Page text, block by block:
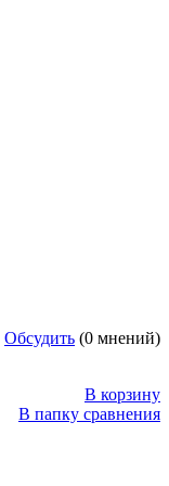
Обсудить (0 мнений)
В корзину
В папку сравнения